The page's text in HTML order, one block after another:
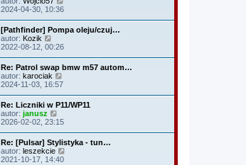
o
s
t
s
z
y
p
s
t
j
n
o
w
s
z
y
p
t
e
t
l
n
a
j
n
o
w
s
z
y
p
o
s
t
i
l
n
n
o
w
y
p
o
2024-04-30, 10:36
[Pathfinder] Pompa oleju/czuj…
autor: Kozik
y
i
e
t
l
n
a
j
n
o
w
s
2022-08-12, 00:26
Re: Patrol swap bmw m57 autom…
autor: karociak
y
w
i
e
t
l
n
a
j
2024-11-03, 16:57
Re: Liczniki w P11/WP11
autor: janusz
y
w
i
e
t
2026-02-02, 23:15
Re: [Pulsar] Stylistyka - tun…
autor: leszekcie
2021-10-17, 14:40